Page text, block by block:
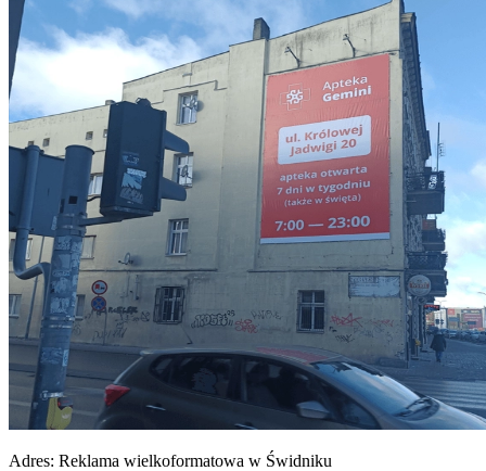
Adres: Reklama wielkoformatowa w Świdniku